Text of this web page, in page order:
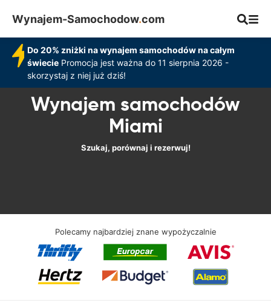
Wynajem-Samochodow.com
Do 20% zniżki na wynajem samochodów na całym
świeciePromocja jest ważna do 11 sierpnia 2026 -
skorzystaj z niej już dziś!
Wynajem samochodów
Miami
Szukaj, porównaj i rezerwuj!
Polecamy najbardziej znane wypożyczalnie